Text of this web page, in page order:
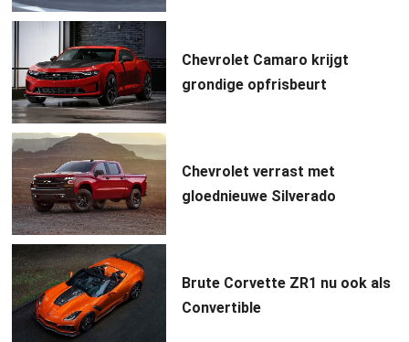
Chevrolet Camaro krijgt
grondige opfrisbeurt
Chevrolet verrast met
gloednieuwe Silverado
Brute Corvette ZR1 nu ook als
Convertible